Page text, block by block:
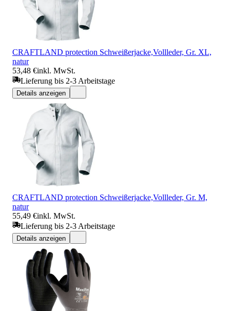
CRAFTLAND protection Schweißerjacke,Vollleder, Gr. XL,
natur
53,48 €inkl. MwSt.
Lieferung bis 2-3 Arbeitstage
Details anzeigen
CRAFTLAND protection Schweißerjacke,Vollleder, Gr. M,
natur
55,49 €inkl. MwSt.
Lieferung bis 2-3 Arbeitstage
Details anzeigen